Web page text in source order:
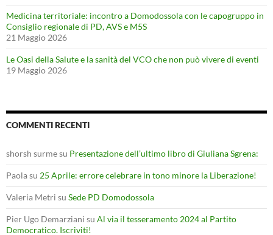
Medicina territoriale: incontro a Domodossola con le capogruppo in
Consiglio regionale di PD, AVS e M5S
21 Maggio 2026
Le Oasi della Salute e la sanità del VCO che non può vivere di eventi
19 Maggio 2026
COMMENTI RECENTI
shorsh surmesu Presentazione dell’ultimo libro di Giuliana Sgrena:
Paolasu 25 Aprile: errore celebrare in tono minore la Liberazione!
Valeria Metri su Sede PD Domodossola
Pier Ugo Demarziani su Al via il tesseramento 2024 al Partito
Democratico. Iscriviti!